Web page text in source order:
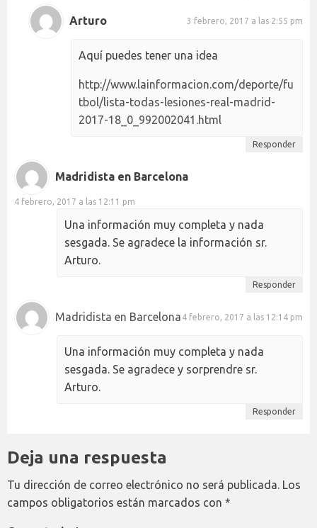
Arturo 3 febrero, 2017 a las 2:55 pm
Aquí puedes tener una idea
http://www.lainformacion.com/deporte/fu
tbol/lista-todas-lesiones-real-madrid-
2017-18_0_992002041.html
Responder
Madridista en Barcelona
4 febrero, 2017 a las 12:11 pm
Una información muy completa y nada
sesgada. Se agradece la información sr.
Arturo.
Responder
Madridista en Barcelona 4 febrero, 2017 a las 12:14 pm
Una información muy completa y nada
sesgada. Se agradece y sorprendre sr.
Arturo.
Responder
Deja una respuesta
Tu dirección de correo electrónico no será publicada. Los
campos obligatorios están marcados con *